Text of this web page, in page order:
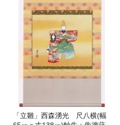
「立雛」西森湧光 尺八横(幅